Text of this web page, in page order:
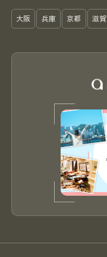
大阪 兵庫 京都 滋賀